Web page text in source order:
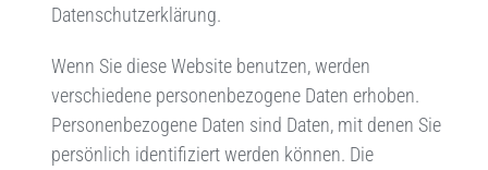
Datenschutzerklärung.
Wenn Sie diese Website benutzen, werden
verschiedene personenbezogene Daten erhoben.
Personenbezogene Daten sind Daten, mit denen Sie
persönlich identifiziert werden können. Die